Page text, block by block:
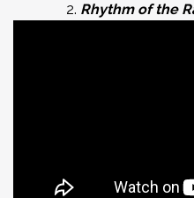
2. Rhythm of the